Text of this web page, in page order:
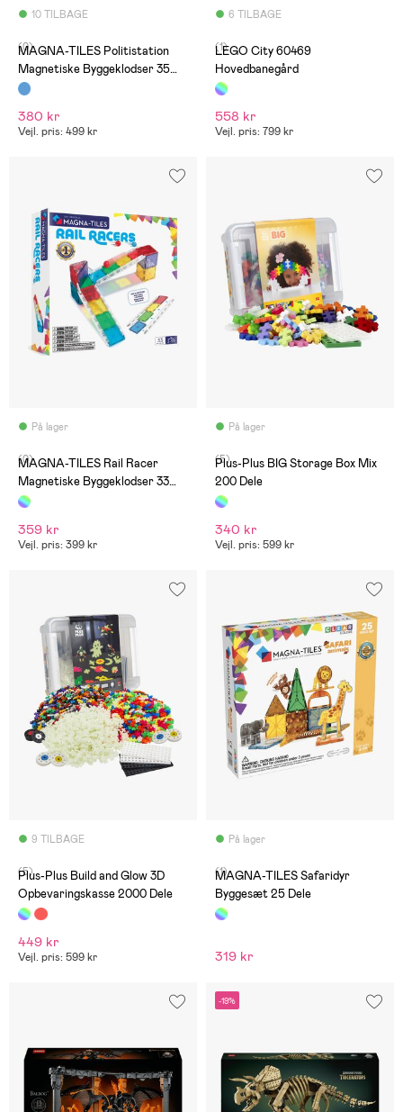
10 TILBAGE
(0)
MAGNA-TILES Politistation
Magnetiske Byggeklodser 35
Dele
380 kr
Vejl. pris: 499 kr
6 TILBAGE
(1)
LEGO City 60469
Hovedbanegård
558 kr
Vejl. pris: 799 kr
På lager
(0)
MAGNA-TILES Rail Racer
Magnetiske Byggeklodser 33
Dele
359 kr
Vejl. pris: 399 kr
På lager
(5)
Plus-Plus BIG Storage Box Mix
200 Dele
340 kr
Vejl. pris: 599 kr
9 TILBAGE
(5)
Plus-Plus Build and Glow 3D
Opbevaringskasse 2000 Dele
449 kr
Vejl. pris: 599 kr
På lager
(1)
MAGNA-TILES Safaridyr
Byggesæt 25 Dele
319 kr
-19%